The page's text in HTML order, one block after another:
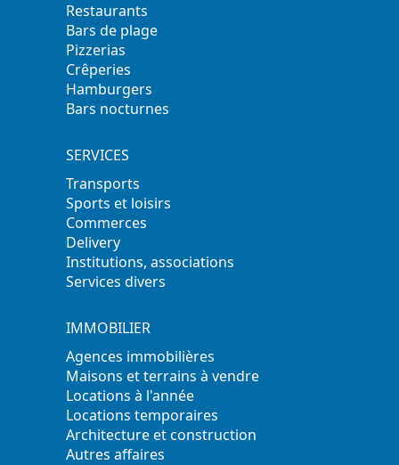
Restaurants
Bars de plage
Pizzerias
Crêperies
Hamburgers
Bars nocturnes
SERVICES
Transports
Sports et loisirs
Commerces
Delivery
Institutions, associations
Services divers
IMMOBILIER
Agences immobilières
Maisons et terrains à vendre
Locations à l'année
Locations temporaires
Architecture et construction
Autres affaires